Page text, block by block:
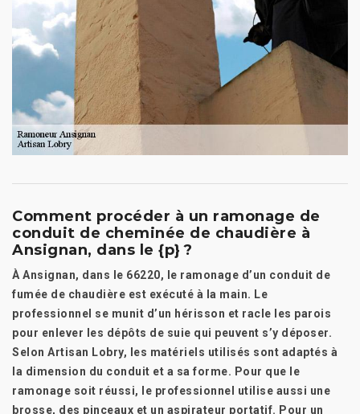
Comment procéder à un ramonage de
conduit de cheminée de chaudière à
Ansignan, dans le {p} ?
À Ansignan, dans le 66220, le ramonage d’un conduit de
fumée de chaudière est exécuté à la main. Le
professionnel se munit d’un hérisson et racle les parois
pour enlever les dépôts de suie qui peuvent s’y déposer.
Selon Artisan Lobry, les matériels utilisés sont adaptés à
la dimension du conduit et a sa forme. Pour que le
ramonage soit réussi, le professionnel utilise aussi une
brosse, des pinceaux et un aspirateur portatif. Pour un